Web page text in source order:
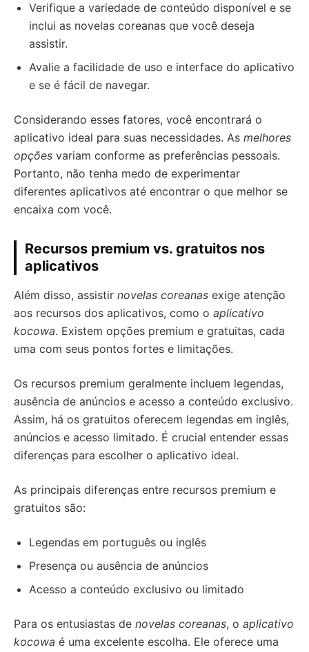
Verifique a variedade de conteúdo disponível e se
inclui as novelas coreanas que você deseja
assistir.
Avalie a facilidade de uso e interface do aplicativo
e se é fácil de navegar.
Considerando esses fatores, você encontrará o
aplicativo ideal para suas necessidades. As melhores
opções variam conforme as preferências pessoais.
Portanto, não tenha medo de experimentar
diferentes aplicativos até encontrar o que melhor se
encaixa com você.
Recursos premium vs. gratuitos nos
aplicativos
Além disso, assistir novelas coreanas exige atenção
aos recursos dos aplicativos, como o aplicativo
kocowa. Existem opções premium e gratuitas, cada
uma com seus pontos fortes e limitações.
Os recursos premium geralmente incluem legendas,
ausência de anúncios e acesso a conteúdo exclusivo.
Assim, há os gratuitos oferecem legendas em inglês,
anúncios e acesso limitado. É crucial entender essas
diferenças para escolher o aplicativo ideal.
As principais diferenças entre recursos premium e
gratuitos são:
Legendas em português ou inglês
Presença ou ausência de anúncios
Acesso a conteúdo exclusivo ou limitado
Para os entusiastas de novelas coreanas, o aplicativo
kocowa é uma excelente escolha. Ele oferece uma